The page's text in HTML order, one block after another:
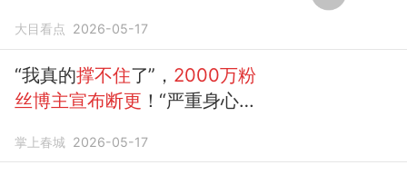
大目看点 2026-05-17
“我真的撑不住了”， 2000万粉
丝博主宣布断更 ！“严重身心透
题……”
掌上春城 2026-05-17